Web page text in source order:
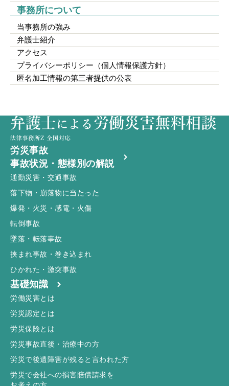
事務所について
当事務所の強み
弁護士紹介
アクセス
プライバシーポリシー（個人情報保護方針）
匿名加工情報の第三者提供の公表
労災事故
事故状況・態様別の解説
通勤災害・交通事故
落下物・崩落物に当たった
爆発・火災・感電・火傷
転倒事故
墜落・転落事故
挟まれ事故・巻き込まれ
ひかれた・激突事故
基礎知識
労働災害とは
労災認定とは
労災保険とは
労災事故直後・治療中の方
労災で後遺障害が残ると言われた方
労災で会社への損害賠償請求を